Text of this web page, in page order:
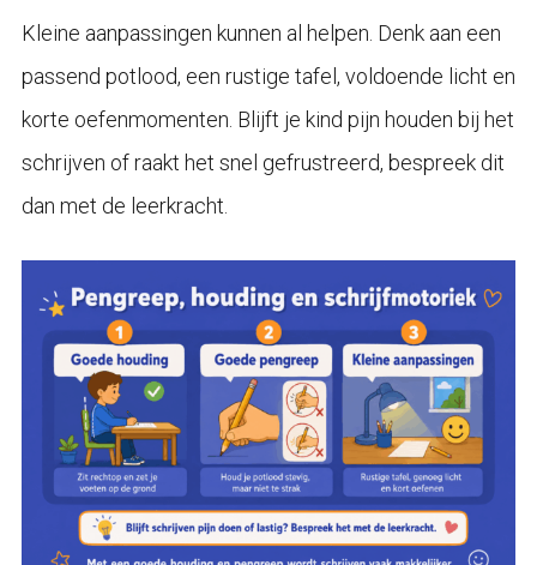
Kleine aanpassingen kunnen al helpen. Denk aan een
passend potlood, een rustige tafel, voldoende licht en
korte oefenmomenten. Blijft je kind pijn houden bij het
schrijven of raakt het snel gefrustreerd, bespreek dit
dan met de leerkracht.